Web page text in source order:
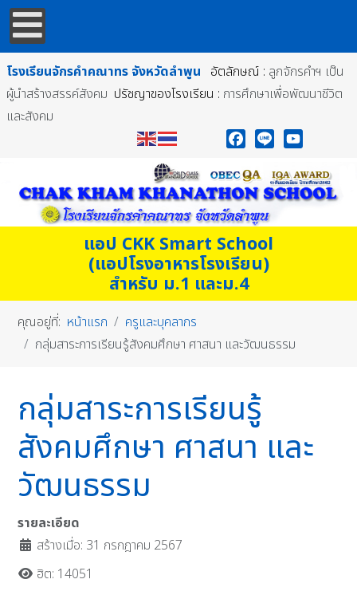
โรงเรียนจักรคำคณาทร จังหวัดลำพูน อัตลักษณ์ : ลูกจักรคำฯ เป็น
ผู้นำสร้างสรรค์สังคม ปรัชญาของโรงเรียน : การศึกษาเพื่อพัฒนาชีวิต
และสังคม
แอป CKK Smart School
(แอปโรงอาหารโรงเรียน)
สำหรับ ม.1 และม.4
คุณอยู่ที่: หน้าแรก
ครูและบุคลากร
กลุ่มสาระการเรียนรู้สังคมศึกษา ศาสนา และวัฒนธรรม
กลุ่มสาระการเรียนรู้
สังคมศึกษา ศาสนา และ
วัฒนธรรม
รายละเอียด
สร้างเมื่อ: 31 กรกฎาคม 2567
ฮิต: 14051